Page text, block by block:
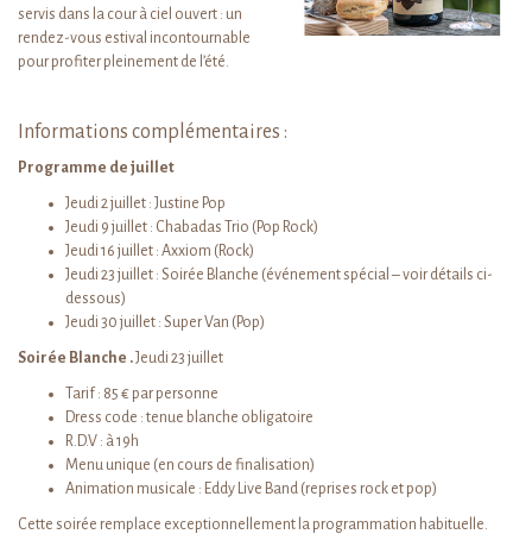
servis dans la cour à ciel ouvert : un
rendez-vous estival incontournable
pour profiter pleinement de l’été.
Informations complémentaires :
Programme de juillet
Jeudi 2 juillet : Justine Pop
Jeudi 9 juillet : Chabadas Trio (Pop Rock)
Jeudi 16 juillet : Axxiom (Rock)
Jeudi 23 juillet : Soirée Blanche (événement spécial – voir détails ci-
dessous)
Jeudi 30 juillet : Super Van (Pop)
Soirée Blanche . Jeudi 23 juillet
Tarif : 85 € par personne
Dress code : tenue blanche obligatoire
R.D.V : à 19h
Menu unique (en cours de finalisation)
Animation musicale : Eddy Live Band (reprises rock et pop)
Cette soirée remplace exceptionnellement la programmation habituelle.